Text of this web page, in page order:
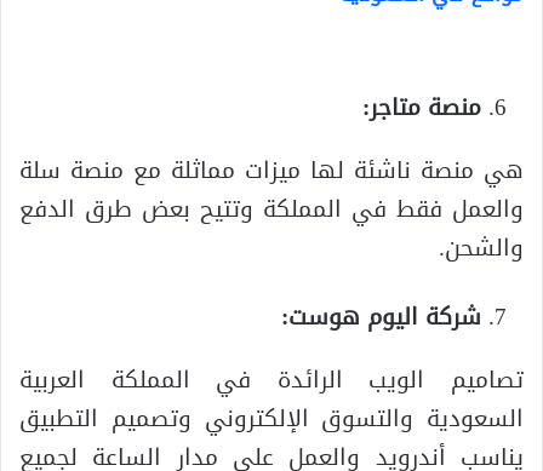
منصة متاجر:
هي منصة ناشئة لها ميزات مماثلة مع منصة سلة
والعمل فقط في المملكة وتتيح بعض طرق الدفع
والشحن.
شركة اليوم هوست:
تصاميم الويب الرائدة في المملكة العربية
السعودية والتسوق الإلكتروني وتصميم التطبيق
يناسب أندرويد والعمل على مدار الساعة لجميع